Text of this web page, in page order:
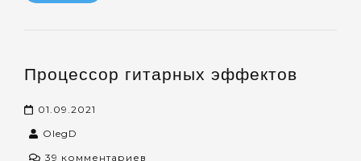
Процессор гитарных эффектов
01.09.2021
OlegD
39 комментариев